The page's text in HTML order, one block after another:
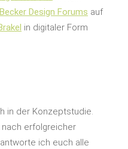
Design Forums auf
in digitaler Form
in der Konzeptstudie.
erfolgreicher
ich euch alle